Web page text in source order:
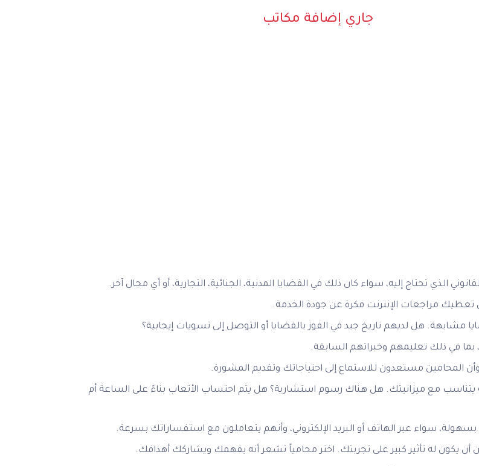
جاري إضافة مكاتب
الذي تحتاج إليه، سواء كان ذلك في القضايا المدنية، الجنائية، التجارية، أو أي مجال آخر.
تعطيك مراجعات الإنترنت فكرة عن جودة الخدمة.
هل لديهم تاريخ جيد في الفوز بالقضايا أو التوصل إلى تسويات إيجابية؟
بما في ذلك تعليمهم وخبراتهم السابقة.
المحامين مستعدون للاستماع إلى احتياجاتك وتقديم المشورة.
مع ميزانيتك. هل هناك رسوم استشارية؟ هل يتم احتساب الأتعاب بناءً على الساعة أم
سواء عبر الهاتف أو البريد الإلكتروني، وأنهم يتعاملون مع استفساراتك بسرعة.
أن يكون له تأثير كبير على تجربتك. اختر محامياً تشعر أنه يفهمك ويشاركك أهدافك.